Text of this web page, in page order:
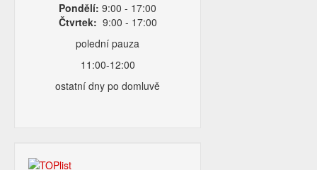
Pondělí: 9:00 - 17:00
Čtvrtek: 9:00 - 17:00
polední pauza
11:00-12:00
ostatní dny po domluvě